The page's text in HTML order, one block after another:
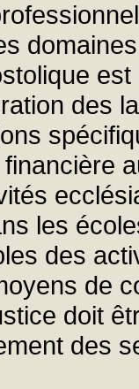
des
les
des
de
doit
des